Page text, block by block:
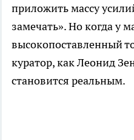
приложить массу
замечать». Но когда у
высокопоставленный
куратор, как Леонид
становится реальным.